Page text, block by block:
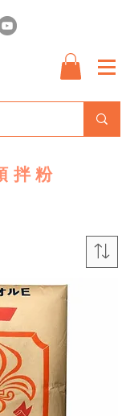
拌粉